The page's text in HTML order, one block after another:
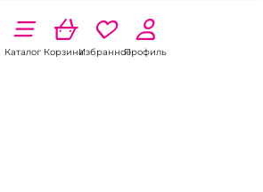
Каталог КорзинаИзбранноеПрофиль